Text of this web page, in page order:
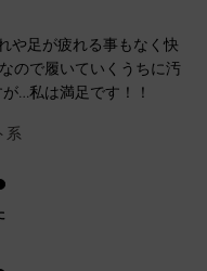
や足が疲れる事もなく快
ので履いていくうちに汚
…私は満足です！！
系